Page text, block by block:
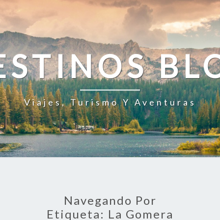
Viajes, Turismo Y Aventuras
Navegando Por
Etiqueta: La Gomera